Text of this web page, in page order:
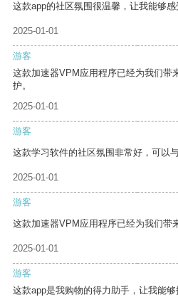
这款app的社区氛围很温馨，让我能够感
2025-01-01
游客
这款加速器VPM应用程序已经为我们带
护。
2025-01-01
游客
这款学习软件的社区氛围非常好，可以
2025-01-01
游客
这款加速器VPM应用程序已经为我们带
2025-01-01
游客
这款app是我购物的得力助手，让我能